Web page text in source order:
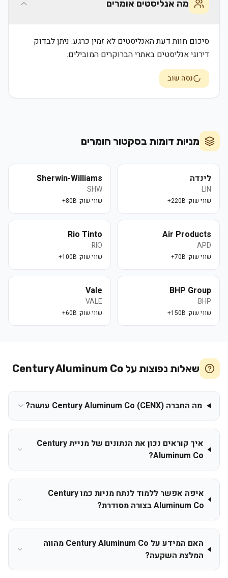
מה אנליסטים אומרים
סיכום חוות דעת האנליסטים לא זמין כרגע. ניתן לבדוק
דירוגי אנליסטים באתרי הברוקרים המובילים.
נסה שוב
מניות דומות בסקטור חומרים
לינדה
LIN
שווי שוק: 220B+
Sherwin-Williams
SHW
שווי שוק: 80B+
Air Products
APD
שווי שוק: 70B+
Rio Tinto
RIO
שווי שוק: 100B+
BHP Group
BHP
שווי שוק: 150B+
Vale
VALE
שווי שוק: 60B+
שאלות נפוצות על Century Aluminum Co
מה החברה Century Aluminum Co (CENX) עושה?
איך קוראים נכון את הנתונים של מניית Century
Aluminum Co?
איפה אפשר ללמוד לנתח מניות כמו Century
Aluminum Co בצורה מסודרת?
האם המידע על Century Aluminum Co מהווה
המלצת השקעה?